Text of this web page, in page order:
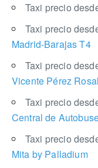
Taxi precio
Taxi precio
Madrid-Barajas T4
Taxi precio
Vicente Pérez
Taxi precio
Central de
Taxi precio
Mita by Palladium